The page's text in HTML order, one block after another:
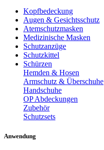
Kopfbedeckung
Augen & Gesichtsschutz
Atemschutzmasken
Medizinische Masken
Schutzanzüge
Schutzkittel
Schürzen
Hemden & Hosen
Armschutz & Überschuhe
Handschuhe
OP Abdeckungen
Zubehör
Schutzsets
Anwendung